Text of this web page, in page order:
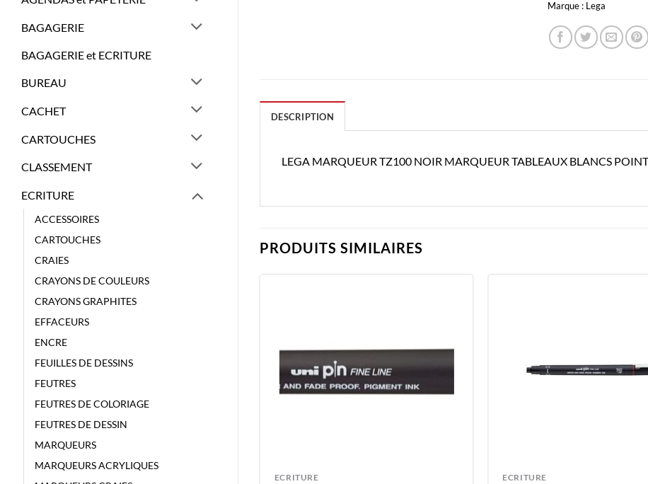
BAGAGERIE
BAGAGERIE et ECRITURE
BUREAU
CACHET
CARTOUCHES
CLASSEMENT
ECRITURE
ACCESSOIRES
CARTOUCHES
CRAIES
CRAYONS DE COULEURS
CRAYONS GRAPHITES
EFFACEURS
ENCRE
FEUILLES DE DESSINS
FEUTRES
FEUTRES DE COLORIAGE
FEUTRES DE DESSIN
MARQUEURS
MARQUEURS ACRYLIQUES
Marque : Lega
DESCRIPTION
LEGA MARQUEUR TZ100 NOIR MARQUEUR TABLEAUX BLANCS
PRODUITS SIMILAIRES
ECRITURE ECRITURE